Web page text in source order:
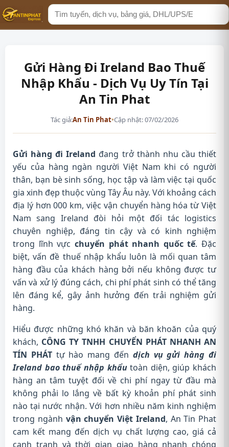
Tìm
kiếm
Gửi Hàng Đi Ireland Bao Thuế
Nhập Khẩu - Dịch Vụ Uy Tín Tại
An Tin Phat
Tác giả:An Tin Phat•Cập nhật: 07/02/2026
Gửi hàng đi Ireland đang trở thành nhu cầu thiết
yếu của hàng ngàn người Việt Nam khi có người
thân, bạn bè sinh sống, học tập và làm việc tại quốc
gia xinh đẹp thuộc vùng Tây Âu này. Với khoảng cách
địa lý hơn 000 km, việc vận chuyển hàng hóa từ Việt
Nam sang Ireland đòi hỏi một đối tác logistics
chuyên nghiệp, đáng tin cậy và có kinh nghiệm
trong lĩnh vực chuyển phát nhanh quốc tế. Đặc
biệt, vấn đề thuế nhập khẩu luôn là mối quan tâm
hàng đầu của khách hàng bởi nếu không được tư
vấn và xử lý đúng cách, chi phí phát sinh có thể tăng
lên đáng kể, gây ảnh hưởng đến trải nghiệm gửi
hàng.
Hiểu được những khó khăn và băn khoăn của quý
khách, CÔNG TY TNHH CHUYỂN PHÁT NHANH AN
TÍN PHÁTtự hào mang đến dịch vụ gửi hàng đi
Ireland bao thuế nhập khẩutoàn diện, giúp khách
hàng an tâm tuyệt đối về chi phí ngay từ đầu mà
không phải lo lắng về bất kỳ khoản phí phát sinh
nào tại nước nhận. Với hơn nhiều năm kinh nghiệm
trong ngành vận chuyển Việt Ireland, An Tin Phat
cam kết mang đến dịch vụ chất lượng cao, giá cả
cạnh tranh và thời gian giao hàng nhanh chóng